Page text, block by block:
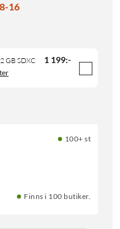
16
GB SDXC 1 199:-
100+ st
Finns i 100 butiker.